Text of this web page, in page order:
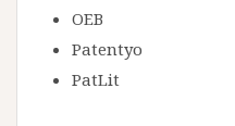
OEB
Patentyo
PatLit